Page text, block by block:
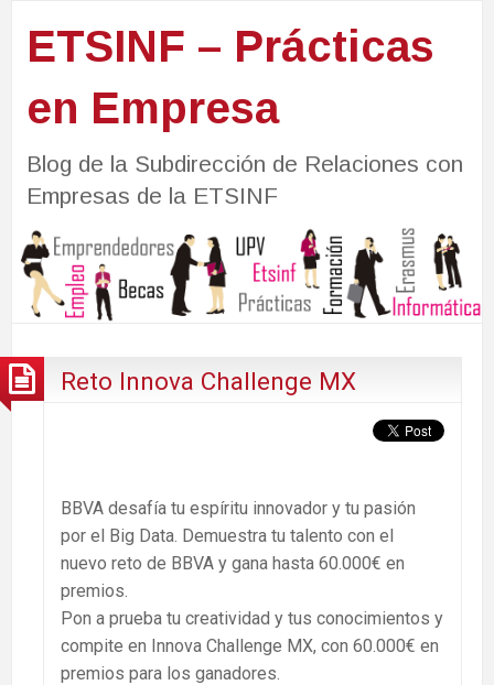
ETSINF – Prácticas
en Empresa
Blog de la Subdirección de Relaciones con
Empresas de la ETSINF
Reto Innova Challenge MX
BBVA desafía tu espíritu innovador y tu pasión
por el Big Data. Demuestra tu talento con el
nuevo reto de BBVA y gana hasta 60.000€ en
premios.
Pon a prueba tu creatividad y tus conocimientos y
compite en Innova Challenge MX, con 60.000€ en
premios para los ganadores.